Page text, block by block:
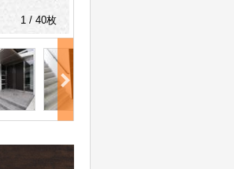
1 / 40枚